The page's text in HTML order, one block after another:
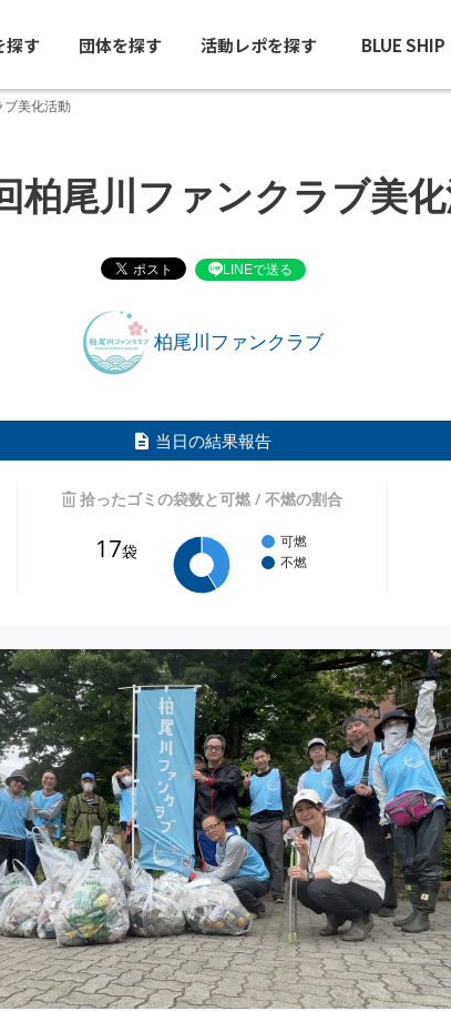
探す 団体を探す 活動レポを探す BLUE SHIP
美化活動
柏尾川ファンクラブ美
LINEで送る
柏尾川ファンクラブ
当日の結果報告
拾ったゴミの袋数と可燃 / 不燃の割合
17袋
可燃
不燃